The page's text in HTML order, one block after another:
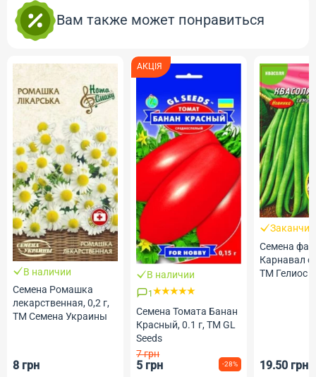
Вам также может понравиться
В наличии
Семена Ромашка
лекарственная, 0,2 г,
ТМ Семена Украины
8 грн
АКЦІЯ
В наличии
1
Семена Томата Банан
Красный, 0.1 г, ТМ GL
Seeds
7 грн
5 грн -28%
Семена
Карнавал
ТМ Гелиос
19.50 грн